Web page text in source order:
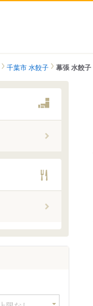
千葉市 水餃子 幕張 水餃子